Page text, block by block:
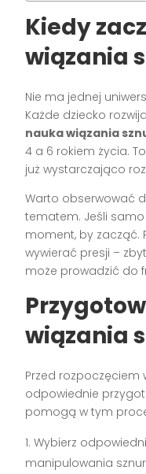
Kiedy
wiązania
Nie ma jednej
Każde dziecko
nauka wiązania
4 a 6 rokiem życia.
już wystarczająco
Warto obserwować
tematem. Jeśli
moment, by zacząć.
wywierać presji –
może prowadzić do
wiązania
Przed rozpoczęciem
odpowiednie
pomogą w tym
Wybierz
manipulowania